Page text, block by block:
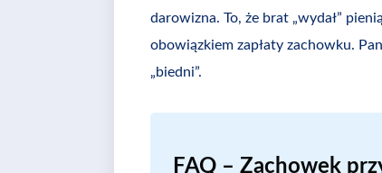
darowizna. To, że brat „wydał”
obowiązkiem zapłaty zachowku.
„biedni”.
FAQ – Zachowek